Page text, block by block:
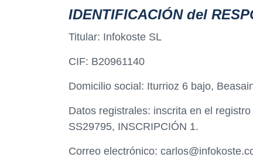
IDENTIFICACIÓN del
Titular: Infokoste SL
CIF: B20961140
Domicilio social: Iturrioz 6 bajo,
Datos registrales: inscrita en el
SS29795, INSCRIPCIÓN 1.
Correo electrónico: